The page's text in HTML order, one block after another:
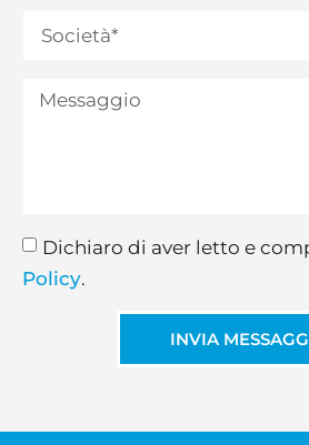
Dichiaro di aver letto e
Policy.
INVIA